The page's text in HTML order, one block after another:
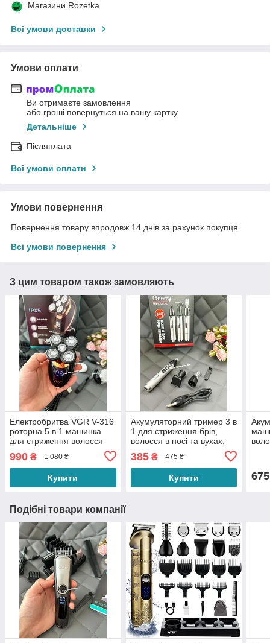
Магазини Rozetka
Всі умови доставки
Умови оплати
Ви отримаєте замовлення
або гроші повернуться на вашу картку
Детальніше
Післяплата
Всі умови оплати
Умови повернення
Повернення товару впродовж 14 днів за рахунок покупця
Всі умови повернення
З цим товаром також замовляють
Електробритва VGR V-316
роторна 5 в 1 машинка
для стриження волосся
вусів носа та бороди
990 ₴ 1 080 ₴
Купити
Акумуляторний тример 3 в
1 для стриження брів,
волосся в носі та вухах,
GM-3107
385₴ 475 ₴
Купити 675
Подібні товари компанії